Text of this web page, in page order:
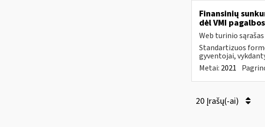
Finansinių
dėl VMI
Web turinio sąrašas
Standartizuos
gyventojai,
Metai: 2021
20 Įrašų(-ai)